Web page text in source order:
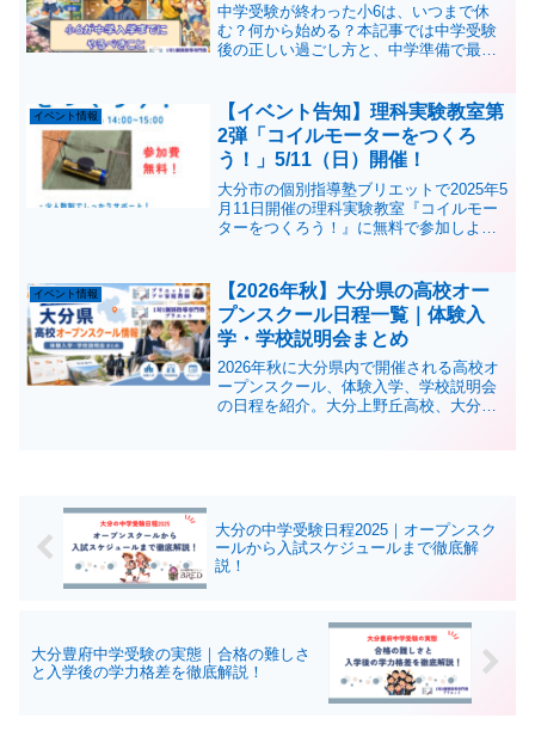
中学受験が終わった小6は、いつまで休
む？何から始める？本記事では中学受験
後の正しい過ごし方と、中学準備で最も
イベント情報
【イベント告知】理科実験教室第
2弾「コイルモーターをつくろ
う！」5/11（日）開催！
大分市の個別指導塾ブリエットで2025年5
月11日開催の理科実験教室『コイルモー
ターをつくろう！』に無料で参加しよ
いイベントです。
イベント情報
【2026年秋】大分県の高校オー
プンスクール日程一覧｜体験入
学・学校説明会まとめ
2026年秋に大分県内で開催される高校オ
ープンスクール、体験入学、学校説明会
の日程を紹介。大分上野丘高校、大分舞
大分の中学受験日程2025｜オープンスク
ールから入試スケジュールまで徹底解
説！
大分豊府中学受験の実態｜合格の難しさ
と入学後の学力格差を徹底解説！